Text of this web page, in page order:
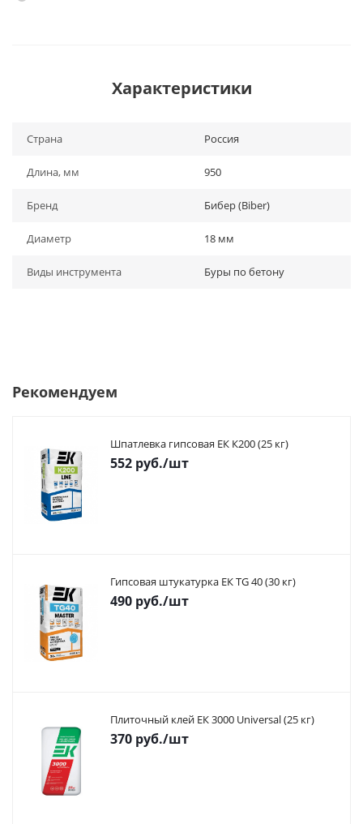
Характеристики
Страна Россия
Длина, мм 950
Бренд Бибер (Biber)
Диаметр 18 мм
Виды инструмента Буры по бетону
Рекомендуем
Шпатлевка гипсовая ЕК К200 (25 кг)
552 руб./шт
Гипсовая штукатурка ЕК TG 40 (30 кг)
490 руб./шт
Плиточный клей ЕК 3000 Universal (25 кг)
370 руб./шт